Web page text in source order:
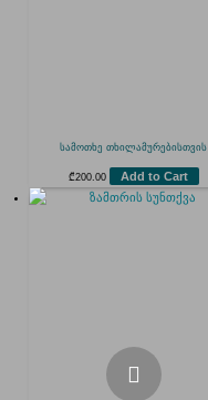
სამოთხე თხილამურებისთვის
₾200.00 Add to Cart